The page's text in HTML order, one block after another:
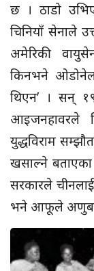
छ । ठाडो
चिनियाँ सेनाले
अमेरिकी
किनभने
थिएन’ । सन्
आइजनहावरले
युद्धविराम
खसाल्ने बताएका
सरकारले
भने आफूले अणुबम